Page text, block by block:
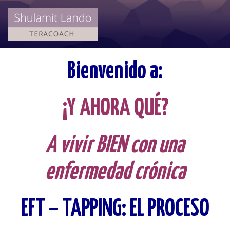
Bienvenido a:
¡Y AHORA QUÉ?
A vivir BIEN con una
enfermedad crónica
EFT – TAPPING: EL PROCESO